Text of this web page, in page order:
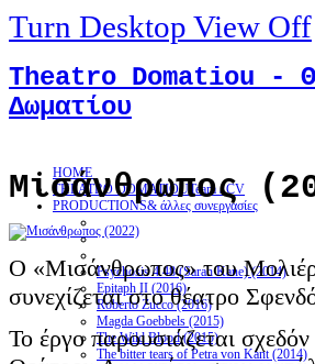
Turn Desktop View Off
Theatro Domatiou -
Δωματίου
HOME
THEATRO DOMATIOU Team / CV
PRODUCTIONS& άλλες συνεργασίες
Psychosis 4.48 (Sarah Kane) (2014)
Epitaph II (2016)
Roberto Zucco (2016)
Magda Goebbels (2015)
The Wild Blood (2015)
The bitter tears of Petra von Kant (2014)
Μισάνθρωπος
Ο «Μισάνθρωπος» του
συνεχίζεται στο θέατρο
Το έργο παρουσιάζεται